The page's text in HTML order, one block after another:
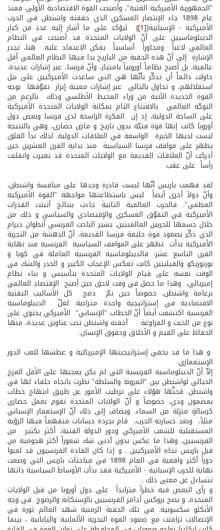
"الجمهورية الأميركية الغنية"، وأصبحت القوة الاقتصادية الأولى. فمنذ
عام 1898 جاء الإنتصار العسكري الذي حققته واشنطن في الحرب
الأميركية - الإسبانية([1] ) ليؤكد على ما أشار إليه عدد من كبار
الديبلوماسيين على أنّ الولايات المتحدة قد أصبحت في النظام
العالمي لاعباً ومحاوراً أساسياً يمكن الاعتماد عليه. هنا، تجدر
الإشارة إلى أنّ هذه الحقبة من التاريخ بدا فيها النظام العالمي أقل
عالمية، بل أصبح نظاماً أوروبياً بامتياز، وأنّ فرنسا، عبر إشارات عديدة،
حاولت دائماً أن تذكّر بأنّها هي التي ساعدت الأميركيين على نيل
استقلالهم، و تحاول بالتالي عبر إشارات معينة إبراز تفوّقها بوجه
القوة الجديدة الآتية من وراء المحيط الأطلسي وذلك بالرغم من
التوجّه العالمي بالاقتناع التام بمكانة الولايات المتحدة الأميركية
على الساحة الدولية، إذ إن الفكرة الراسخة لدى فرنسا وبعض دول
أوروبا كانت إنها قوة فتيّة بدون تاريخ و ماضٍ حضاري، وهي بالنتيجة
ليست لديها الخبرة الواسعة في العلاقات الدولية. لذلك بدأ القلق
يظهر على مواقف فرنسا السياسية منذ بداية القرن العشرين حين
أدركت أنّ العلاقات القديمة مع الولايات المتحدة قد تغيرت وانقلبت
رأساً على عقب.
لقد فهمت باريس أنّها ليست قادرة وحدها على منافسة واشنطن،
وأنّ دولاً أخرى أيضاً ليس باستطاعتها مواجهة "القوة الأميركية
العظمى". فالحرب العالمية الثانية جاءت بنتائج أثبتت القدرات
الأميركية في التفوّق العسكري والإقتصادي والسياسي و ذلك من
خلال حسمها للحربين العالميتين. يشير الباحث الفرنسي أنطوان ديرام
الذي ذكّر بصعود قوة حليفة فرنسا القديمة، أنّ الدهشة من التجربة
الأميركية بدأت تظهر على المواقف السياسية الفرنسية منذ نهاية
القرن التاسع عشر. فالديبلوماسية الفرنسية العاملة في كوبا و
بورتوريكو والفيليبين كانت تعكس الإعجاب الكبير و الحذر والشك في
الوقت نفسه على قيام الولايات المتحدة بتأسيس و بناء نظام
إمبريالي، وهذا ما حصل في وقت لاحق حين أصبح الإقتصاد العالمي
بزعامة واشنطن، خصوصاً حين تمّ دمج كل الأساليب التقنية
الاقتصادية في إستراتيجية واحدة متراصة. لعلّ الديبلوماسية
الفرنسية اكتشفت أيضاً أنّ الخطاب "الإنساني" الأميركي يحتوي على
نوع من الخبث و المراوغة أخفته واشنطن تحت عناوين عديدة، منها
الحفاظ على القيم و الأخلاق وحقوق الإنسان.
و هذا ما قد يخفي إستراتيجيتها الإمبريالية و عطشها للعب الدور
الإستعماري.
إلاّ أنّ الديبلوماسية الفرنسية التي لم يكن يعجبها على الأقل المزج
الخيالي لواشنطن بين "المرونة والسلطة" نظرت باتجاه حلفاء لها في
واشنطن. فحثّها هؤلاء على ترطيب الأمور عن طريق انتهاج خطاب
بمضمون ودي، خصوصاً و أنّ الولايات المتحدة تقوم بعمل حضاري
كرسالةٍ منزلة من السماء. ويضاف إلى ذلك أنّ الإستعمار الإسباني
مثلاً، وبعد خسارته الحرب، قام بجردة حسابات متفهماً فيها الرؤية
المستقبلية للشعب الأميركي ودور الدولة الفتية، أكثر بكثير من
الفرنسيين، وهذا ما عكس بدون أدنى شك شعوراً أكثر هجومية من
قبل باريس تجاه الأميركيين . و إذا كان القادة الفرنسيون قد لعبوا
دوراً أكثر واقعية في العام 1898 في مباحثات باريس التي وضعت
نهاية للحرب الإسبانية - الأميركية فقد بدأت الأوساط السياسية ذاتها
تتساءل عن معنى ذلك .
و رأى البعض فيه خطراً متزايداً على دول أوروبا من قبل الولايات
المتحدة، و نصح بروكس أدامز الفرنسيين بالإستكانة والرضوخ في وجه
الأنكلو­ سكسونية. في تلك الحقبة الزمنية شهد العالم ثورة في
الإتصالات تزامنت مع صعود القوة البحرية الألمانية واليابانية ، بينما